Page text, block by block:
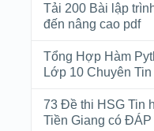
Tải 200 Bài lập
đến nâng cao pdf
Tổng Hợp Hàm
Lớp 10 Chuyên Tin
73 Đề thi HSG Tin
Tiền Giang có